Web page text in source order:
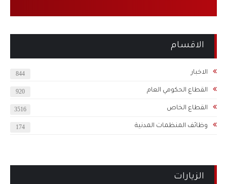
الاقسام
الاخبار 844
القطاع الحكومي العام 920
القطاع الخاص 3516
وظائف المنظمات المدنية 174
الزيارات